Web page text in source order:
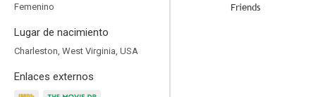
Femenino
Lugar de nacimiento
Charleston, West Virginia, USA
Enlaces externos
Friends